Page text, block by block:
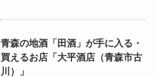
青森の地酒「田酒」が手に入る・
買えるお店「大平酒店（青森市古
川）」